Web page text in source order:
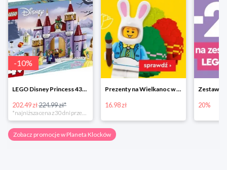
-10%
LEGO Disney Princess 43180 Zimowe święto w zamku Belli
202.49 zł224.99 zł*
*najniższa cena z 30 dni przed obniżką
Prezenty na Wielkanoc w Planecie Klocków od 16,99 zł
16.98 zł 20%
Zobacz promocje w Planeta Klocków